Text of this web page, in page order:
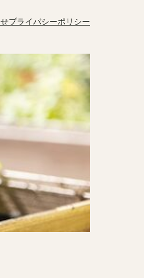
プライバシーポリシー